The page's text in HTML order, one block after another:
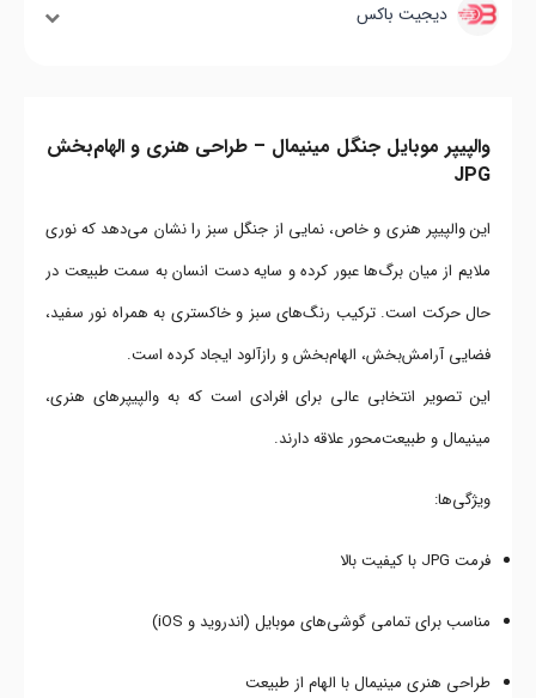
دیجیت باکس
والپیپر موبایل جنگل مینیمال – طراحی هنری و الهام‌بخش
JPG
این والپیپر هنری و خاص، نمایی از جنگل سبز را نشان می‌دهد که نوری
ملایم از میان برگ‌ها عبور کرده و سایه دست انسان به سمت طبیعت در
حال حرکت است. ترکیب رنگ‌های سبز و خاکستری به همراه نور سفید،
فضایی آرامش‌بخش، الهام‌بخش و رازآلود ایجاد کرده است.
این تصویر انتخابی عالی برای افرادی است که به والپیپرهای هنری،
مینیمال و طبیعت‌محور علاقه دارند.
ویژگی‌ها:
فرمت JPG با کیفیت بالا
مناسب برای تمامی گوشی‌های موبایل (اندروید و iOS)
طراحی هنری مینیمال با الهام از طبیعت